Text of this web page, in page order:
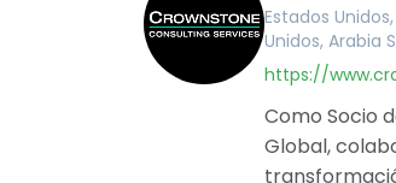
Estados
Unidos, Arabia
https://
Como Socio
Global,